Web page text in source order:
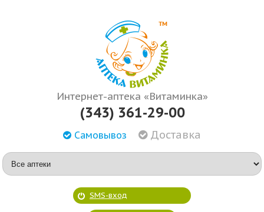
Интернет-аптека «Витаминка»
(343) 361-29-00
Самовывоз Доставка
SMS-вход